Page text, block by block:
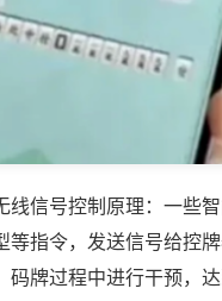
线信号控制原理：一些
等指令，发送信号给控
码牌过程中进行干预，达